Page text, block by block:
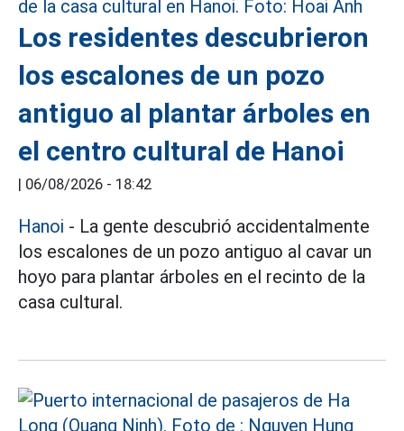
Los residentes descubrieron
los escalones de un pozo
antiguo al plantar árboles en
el centro cultural de Hanoi
| 06/08/2026 - 18:42
Hanoi - La gente descubrió accidentalmente
los escalones de un pozo antiguo al cavar un
hoyo para plantar árboles en el recinto de la
casa cultural.